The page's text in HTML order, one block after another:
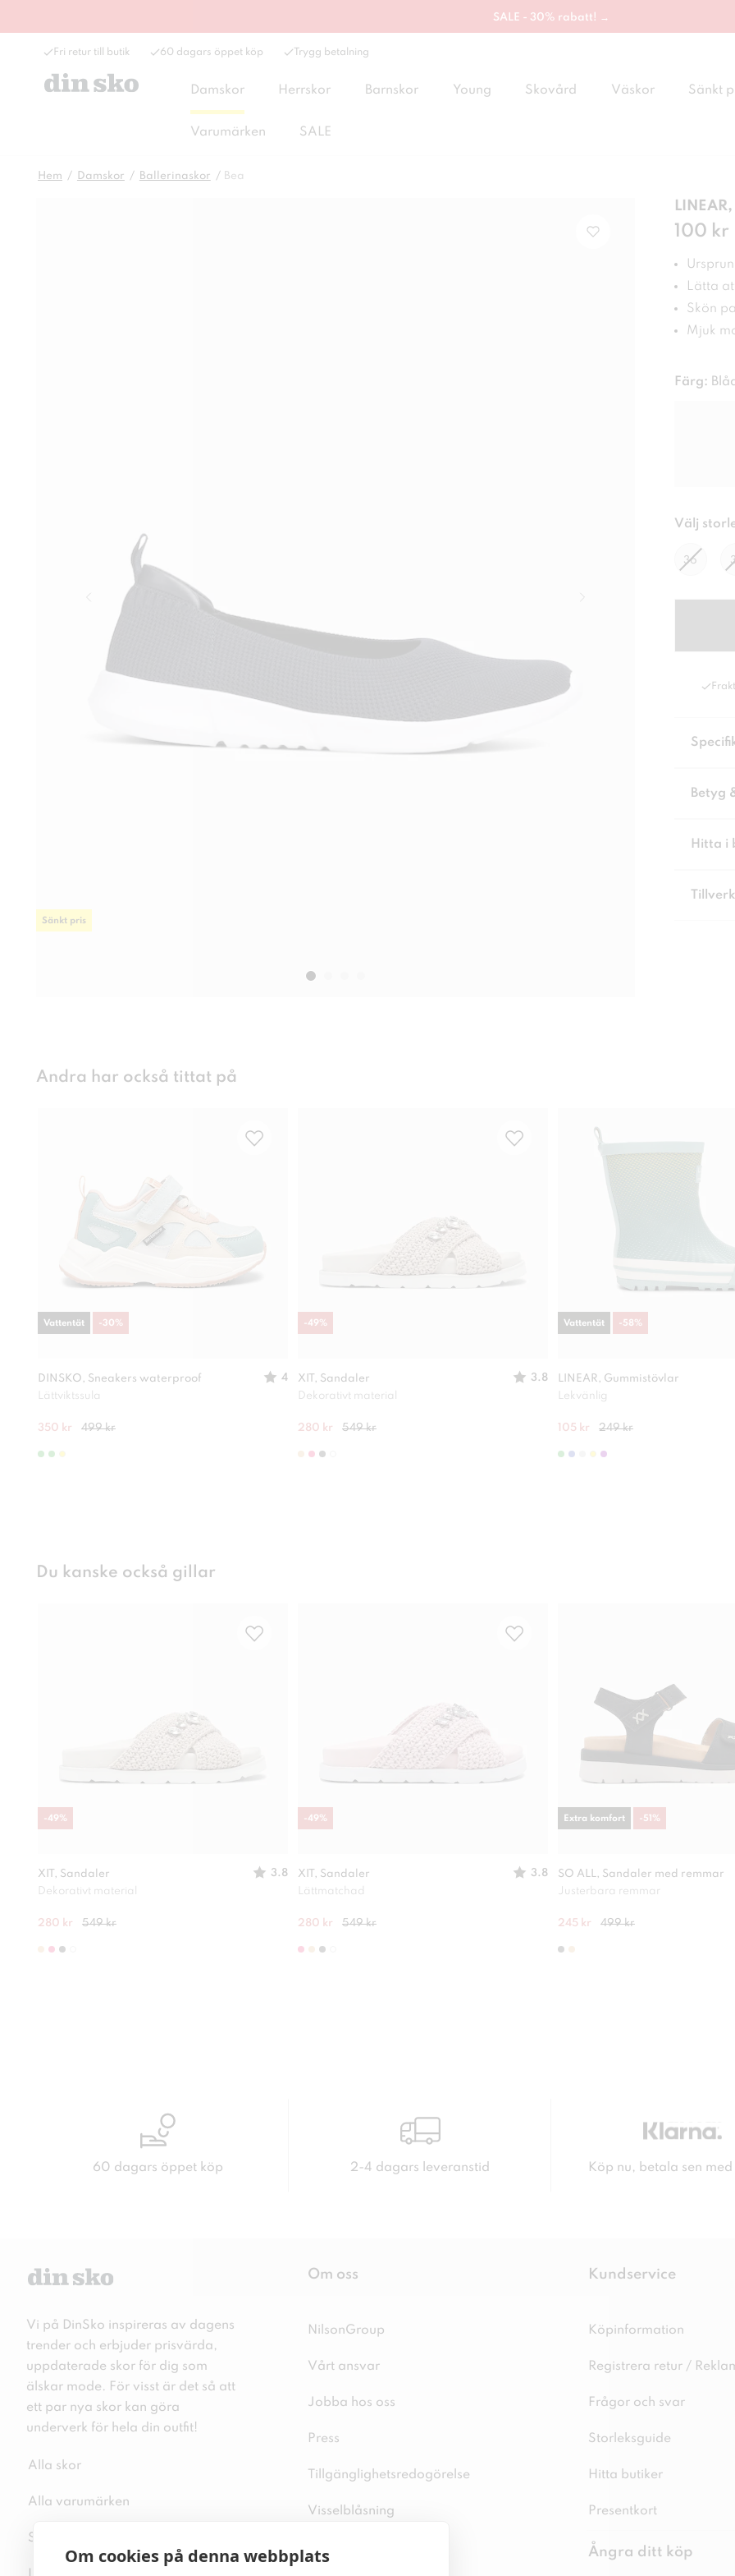
Om cookies på denna webbplats
SALE - 30% rabatt! →
Fri retur till butik 60 dagars öppet köp Trygg betalning
Damskor Herrskor Barnskor Young Skovård Väskor Sänkt
Varumärken SALE
Hem Damskor Ballerinaskor Bea
Sänkt pris
Pris:
100 kr
Lätta
Skön
Mjuk
Färg:
Välj
36
Betyg
Hitta i
Andra har också tittat på
DINSKO, Sneakers waterproof
4
Lättviktssula
350 kr 499 kr
Vattentät -30%
XIT, Sandaler
3.8
Dekorativt material
280 kr 549 kr
-49%
LINEAR, Gummistövlar
Lekvänlig
105 kr 249 kr
Vattentät -58 %
Du kanske också gillar
XIT, Sandaler
3.8
Dekorativt material
280 kr 549 kr
-49%
XIT, Sandaler
3.8
Lättmatchad
280 kr 549 kr
-49%
SO ALL, Sandaler med remmar
Justerbara remmar
245 kr 499 kr
Extra komfort -51 %
60 dagars öppet köp 2-4 dagars leveranstid Köp nu, betala sen
Vi på DinSko inspireras av dagens
trender och erbjuder prisvärda,
uppdaterade skor för dig som
älskar mode. För visst är det så att
ett par nya skor kan göra
underverk för hela din outfit!
Alla skor
Alla varumärken
Sitemap
Om oss
NilsonGroup
Vårt ansvar
Jobba hos oss
Press
Tillgänglighetsredogörelse
Visselblåsning
Kundservice
Köpinformation
Registrera retur /
Frågor och svar
Storleksguide
Hitta butiker
Presentkort
Ångra ditt köp